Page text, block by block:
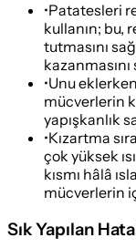
•Patatesleri
kullanın; bu,
tutmasını
kazanmasını
•Unu
mücverlerin
yapışkanlık
•Kızartma
çok yüksek
kısmı hâlâ
mücverlerin
Sık Yapılan